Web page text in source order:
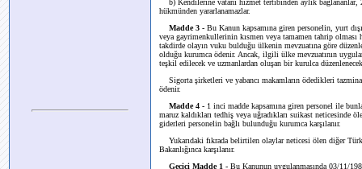
b) Kendilerine vatani hizmet tertibinden aylık bağlananlar,
hükmünden yararlanamazlar.
Madde 3 - Bu Kanun kapsamına giren personelin, yurt
veya gayrimenkullerinin kısmen veya tamamen tahrip
takdirde olayın vuku bulduğu ülkenin mevzuatına göre
olduğu kurumca ödenir. Ancak, ilgili ülke mevzuatının
teşkil edilecek ve uzmanlardan oluşan bir kurulca
Sigorta şirketleri ve yabancı makamların ödedikleri
ödenir.
Madde 4 - 1 inci madde kapsamına giren personel ile
maruz kaldıkları tedhiş veya uğradıkları suikast neticesinde
giderleri personelin bağlı bulunduğu kurumca karşılanır.
Yukarıdaki fıkrada belirtilen olaylar neticesi ölen diğer
Bakanlığınca karşılanır.
Geçici Madde 1 - Bu Kanunun uygulanmasında 03/11/